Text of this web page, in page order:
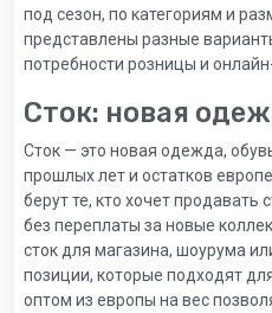
под сезон, по категориям и
представлены разные
потребности розницы и
Сток: новая
Сток — это новая одежда,
прошлых лет и остатков
берут те, кто хочет
без переплаты за новые
сток для магазина, шоурума
позиции, которые подходят
оптом из европы на вес